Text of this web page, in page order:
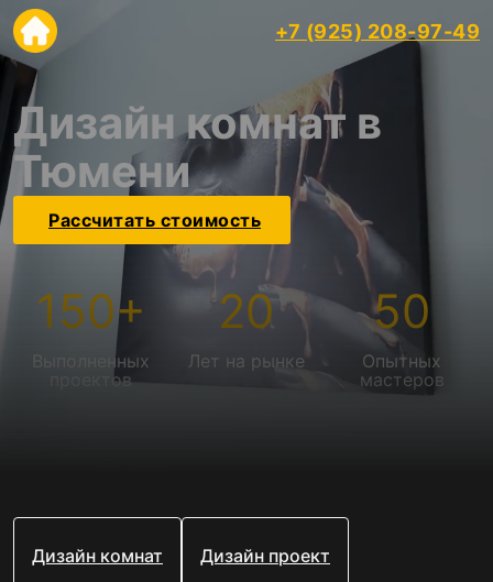
+7 (925) 208-97-49
Дизайн комнат в
Тюмени
Рассчитать стоимость
150+
Выполненных
проектов
20
Лет на рынке
50
Опытных
мастеров
Дизайн комнат Дизайн проект